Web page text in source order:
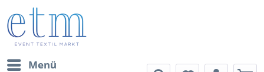
Menü